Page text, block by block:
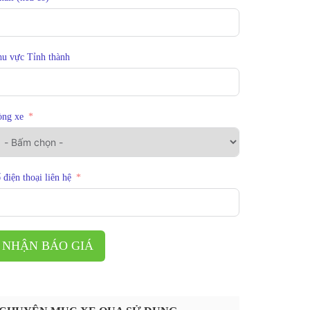
vực Tỉnh thành
xe
điện thoại liên hệ
NHẬN BÁO GIÁ